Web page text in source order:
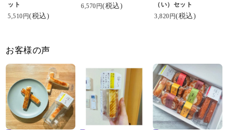
ット
5,510円(税込)
6,570円(税込)
（い）セット
3,820円(税込)
お客様の声